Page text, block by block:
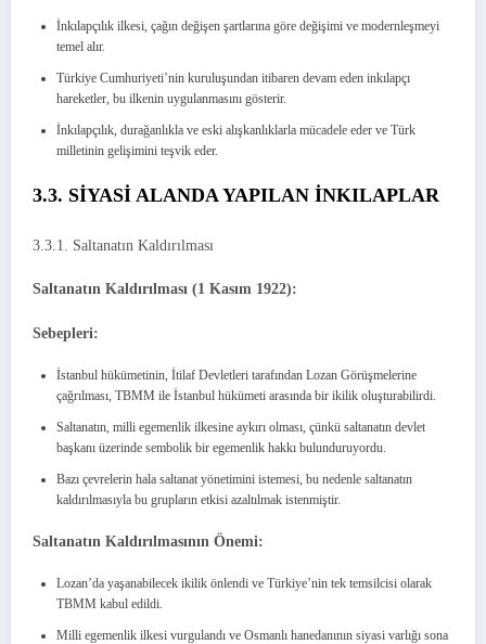
İnkılapçılık ilkesi, çağın değişen şartlarına göre değişimi ve modernleşmeyi
temel alır.
Türkiye Cumhuriyeti’nin kuruluşundan itibaren devam eden inkılapçı
hareketler, bu ilkenin uygulanmasını gösterir.
İnkılapçılık, durağanlıkla ve eski alışkanlıklarla mücadele eder ve Türk
milletinin gelişimini teşvik eder.
3.3. SİYASİ ALANDA YAPILAN İNKILAPLAR
3.3.1. Saltanatın Kaldırılması
Saltanatın Kaldırılması (1 Kasım 1922):
Sebepleri:
İstanbul hükümetinin, İtilaf Devletleri tarafından Lozan Görüşmelerine
çağrılması, TBMM ile İstanbul hükümeti arasında bir ikilik oluşturabilirdi.
Saltanatın, milli egemenlik ilkesine aykırı olması, çünkü saltanatın devlet
başkanı üzerinde sembolik bir egemenlik hakkı bulunduruyordu.
Bazı çevrelerin hala saltanat yönetimini istemesi, bu nedenle saltanatın
kaldırılmasıyla bu grupların etkisi azaltılmak istenmiştir.
Saltanatın Kaldırılmasının Önemi:
Lozan’da yaşanabilecek ikilik önlendi ve Türkiye’nin tek temsilcisi olarak
TBMM kabul edildi.
Milli egemenlik ilkesi vurgulandı ve Osmanlı hanedanının siyasi varlığı sona